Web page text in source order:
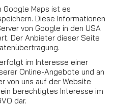
Google Maps ist es
Diese Informationen
von Google in den USA
Der Anbieter dieser Seite
im Interesse einer
Online-Angebote und an
von uns auf der Website
berechtigtes Interesse im
dar.